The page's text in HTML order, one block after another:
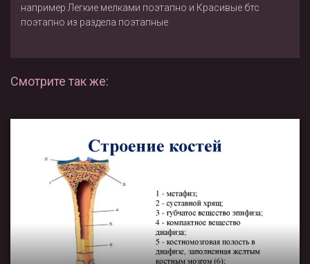
например Легкие мелками поэтапно и Красивые бтс
поэтапно из раздела поэтапные
Смотрите так же: